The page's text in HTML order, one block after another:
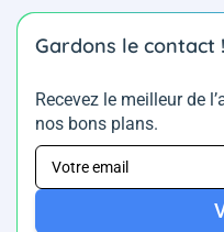
Gardons le contact !
Recevez le meilleur de
nos bons plans.